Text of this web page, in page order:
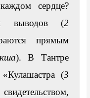
сердце?
выводов (2
прямым
). В Тантре
(3